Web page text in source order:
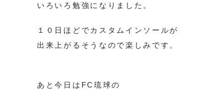
いろいろ勉強になりました。
１０日ほどでカスタムインソールが
出来上がるそうなので楽しみです。
あと今日はFC琉球の